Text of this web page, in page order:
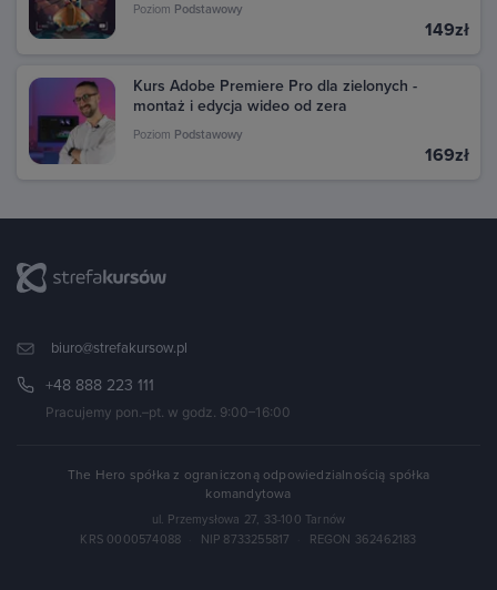
Poziom Podstawowy
149zł
Kurs Adobe Premiere Pro dla zielonych -
montaż i edycja wideo od zera
Poziom Podstawowy
169zł
biuro@strefakursow.pl
+48 888 223 111
Pracujemy pon.–pt. w godz. 9:00–16:00
The Hero spółka z ograniczoną odpowiedzialnością spółka
komandytowa
ul. Przemysłowa 27, 33-100 Tarnów
KRS 0000574088
NIP 8733255817 REGON 362462183